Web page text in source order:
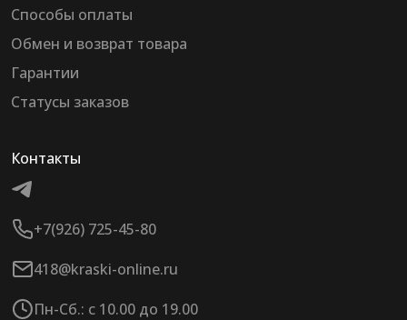
Способы оплаты
Обмен и возврат товара
Гарантии
Статусы заказов
Контакты
+7(926) 725-45-80
418@kraski-online.ru
Пн-Сб.: с 10.00 до 19.00